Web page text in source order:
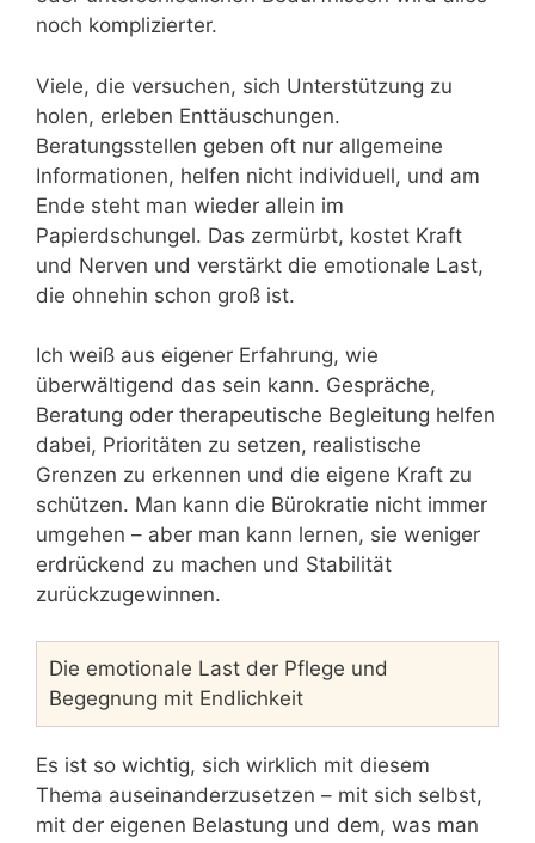
noch komplizierter.
Viele, die versuchen, sich Unterstützung zu
holen, erleben Enttäuschungen.
Beratungsstellen geben oft nur allgemeine
Informationen, helfen nicht individuell, und am
Ende steht man wieder allein im
Papierdschungel. Das zermürbt, kostet Kraft
und Nerven und verstärkt die emotionale Last,
die ohnehin schon groß ist.
Ich weiß aus eigener Erfahrung, wie
überwältigend das sein kann. Gespräche,
Beratung oder therapeutische Begleitung helfen
dabei, Prioritäten zu setzen, realistische
Grenzen zu erkennen und die eigene Kraft zu
schützen. Man kann die Bürokratie nicht immer
umgehen – aber man kann lernen, sie weniger
erdrückend zu machen und Stabilität
zurückzugewinnen.
Die emotionale Last der Pflege und
Begegnung mit Endlichkeit
Es ist so wichtig, sich wirklich mit diesem
Thema auseinanderzusetzen – mit sich selbst,
mit der eigenen Belastung und dem, was man